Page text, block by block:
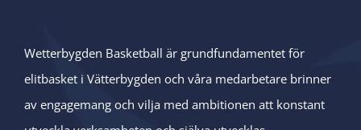
Wetterbygden Basketball är grundfundamentet för
elitbasket i Vätterbygden och våra medarbetare brinner
av engagemang och vilja med ambitionen att konstant